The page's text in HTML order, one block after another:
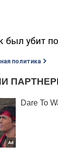
был убит
политика